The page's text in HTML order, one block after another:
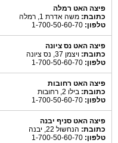
פיצה האט רמלה
כתובת: משה אדרת 1, רמלה
טלפון:
פיצה האט נס ציונה
כתובת: ויצמן 37, נס ציונה
טלפון:
פיצה האט רחובות
כתובת: בילו 2, רחובות
טלפון:
פיצה האט סניף יבנה
כתובת: הנחשול 22, יבנה
טלפון: